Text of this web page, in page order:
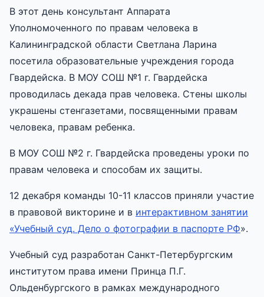
В этот день консультант Аппарата
Уполномоченного по правам человека в
Калининградской области Светлана Ларина
посетила образовательные учреждения города
Гвардейска. В МОУ СОШ №1 г. Гвардейска
проводилась декада прав человека. Стены школы
украшены стенгазетами, посвященными правам
человека, правам ребенка.
В МОУ СОШ №2 г. Гвардейска проведены уроки по
правам человека и способам их защиты.
12 декабря команды 10-11 классов приняли участие
в правовой викторине и в интерактивном занятии
«Учебный суд. Дело о фотографии в паспорте РФ».
Учебный суд разработан Санкт-Петербургским
институтом права имени Принца П.Г.
Ольденбургского в рамках международного